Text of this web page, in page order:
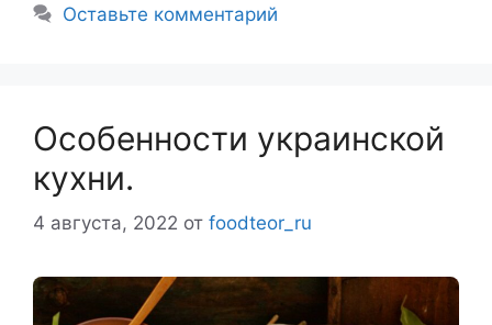
Оставьте комментарий
Особенности украинской
кухни.
4 августа, 2022 от foodteor_ru